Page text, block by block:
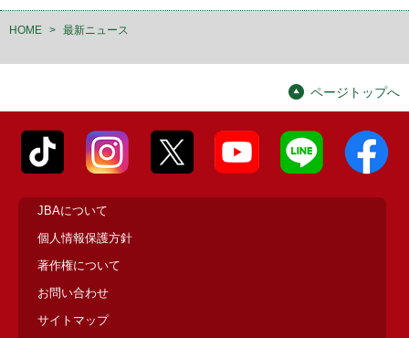
HOME > 最新ニュース
ページトップへ
JBAについて
個人情報保護方針
著作権について
お問い合わせ
サイトマップ